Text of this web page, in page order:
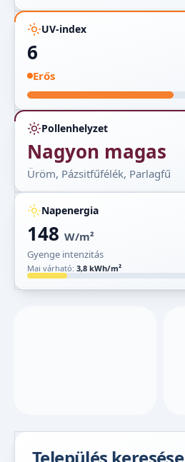
UV-index
6
Erős
Pollenhelyzet
Nagyon magas
Üröm, Pázsitfűfélék, Parlagfű
Napenergia
148 W/m²
Gyenge intenzitás
Mai várható: 3,8 kWh/m²
Település keresése